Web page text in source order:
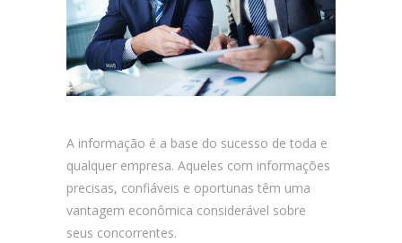
A informação é a base do sucesso de toda e
qualquer empresa. Aqueles com informações
precisas, confiáveis e oportunas têm uma
vantagem econômica considerável sobre
seus concorrentes.